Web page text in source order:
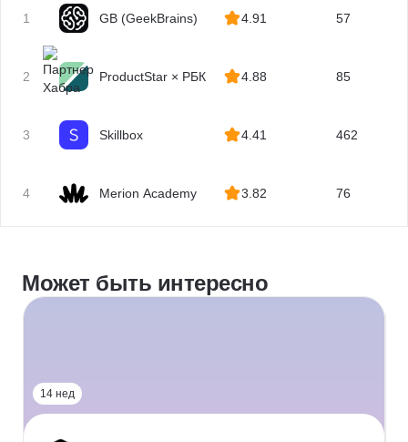
1 GB (GeekBrains) 4.91 57
2 ProductStar × РБК 4.88 85
3 Skillbox 4.41 462
4 Merion Academy 3.82 76
Может быть интересно
14 нед